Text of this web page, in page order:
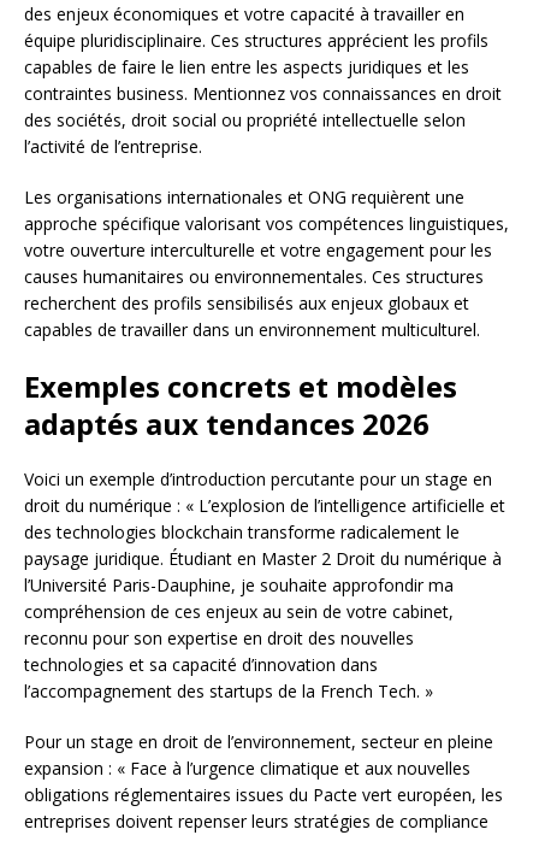
des enjeux économiques et votre capacité à travailler en
équipe pluridisciplinaire. Ces structures apprécient les profils
capables de faire le lien entre les aspects juridiques et les
contraintes business. Mentionnez vos connaissances en droit
des sociétés, droit social ou propriété intellectuelle selon
l’activité de l’entreprise.
Les organisations internationales et ONG requièrent une
approche spécifique valorisant vos compétences linguistiques,
votre ouverture interculturelle et votre engagement pour les
causes humanitaires ou environnementales. Ces structures
recherchent des profils sensibilisés aux enjeux globaux et
capables de travailler dans un environnement multiculturel.
Exemples concrets et modèles
adaptés aux tendances 2026
Voici un exemple d’introduction percutante pour un stage en
droit du numérique : « L’explosion de l’intelligence artificielle et
des technologies blockchain transforme radicalement le
paysage juridique. Étudiant en Master 2 Droit du numérique à
l’Université Paris-Dauphine, je souhaite approfondir ma
compréhension de ces enjeux au sein de votre cabinet,
reconnu pour son expertise en droit des nouvelles
technologies et sa capacité d’innovation dans
l’accompagnement des startups de la French Tech. »
Pour un stage en droit de l’environnement, secteur en pleine
expansion : « Face à l’urgence climatique et aux nouvelles
obligations réglementaires issues du Pacte vert européen, les
entreprises doivent repenser leurs stratégies de compliance